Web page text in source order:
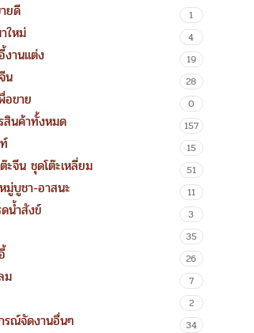
ยดี 1
ใหม่ 4
งานแต่ง 19
น 28
อขาย 0
สินค้าทั้งหมด 157
15
ต๊ะจีน ชุดโต๊ะเหลี่ยม 51
หมู่บูชา-อาสนะ 11
ดน้ำสังข์ 3
35
26
ม 7
2
รณ์จัดงานอื่นๆ 34